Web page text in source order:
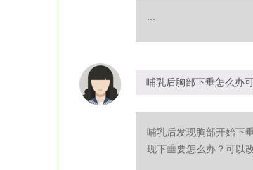
...
哺乳后胸部下垂怎么办
哺乳后发现胸部开始下
现下垂要怎么办？可以